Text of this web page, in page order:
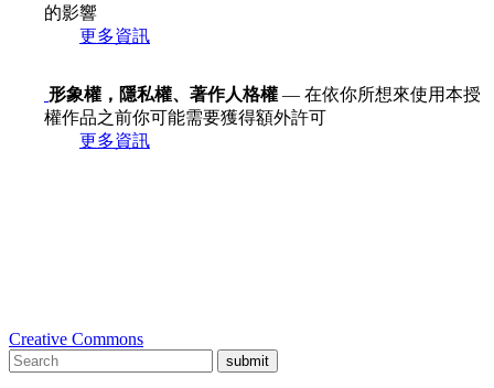
的影響
更多資訊
形象權，隱私權、著作人格權 — 在依你所想來使用本授
權作品之前你可能需要獲得額外許可
更多資訊
Creative Commons
submit